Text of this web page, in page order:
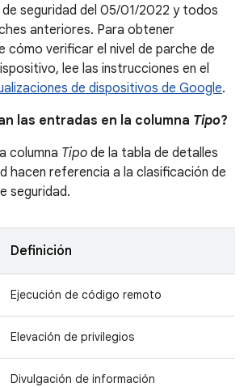
de seguridad del 05/01/2022 y todos
anteriores. Para obtener
cómo verificar el nivel de parche de
lee las instrucciones en el
de dispositivos de Google.
las entradas en la columna Tipo?
columna Tipo de la tabla de detalles
hacen referencia a la clasificación de
seguridad.
Definición
Ejecución de código remoto
Elevación de privilegios
Divulgación de información